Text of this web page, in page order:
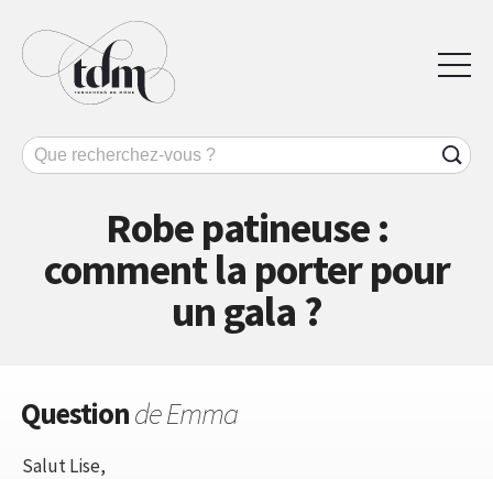
Robe patineuse :
comment la porter pour
un gala ?
Questionde Emma
Salut Lise,